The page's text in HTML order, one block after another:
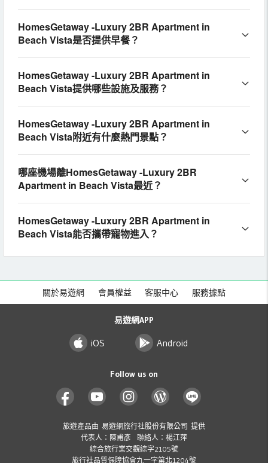
HomesGetaway -Luxury 2BR Apartment in
Beach Vista是否提供早餐？
HomesGetaway -Luxury 2BR Apartment in
Beach Vista提供哪些設施及服務？
HomesGetaway -Luxury 2BR Apartment in
Beach Vista附近有什麼熱門景點？
哪座機場離HomesGetaway -Luxury 2BR
Apartment in Beach Vista最近？
HomesGetaway -Luxury 2BR Apartment in
Beach Vista能否攜帶寵物進入？
關於易遊網 會員權益 客服中心 服務據點
易遊網APP
iOS Android
Follow us on
旅遊產品由 易遊網旅行社股份有限公司 提供
代表人：陳甫彥 聯絡人：楊江萍
綜合旅行業交觀綜字2105號
旅行社品質保障協會九一字第北1204號